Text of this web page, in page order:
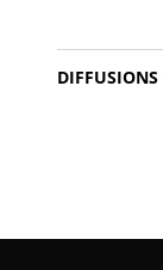
DIFFUSIONS